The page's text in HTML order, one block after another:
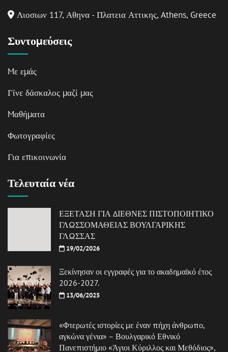
Λιοσιων 117, Αθηνα - Πλατεια Αττικης, Athens, Greece
Συντομεύσεις
Mε εμάς
Γίνε δάσκαλος μαζί μας
Mαθήματα
Φωτογραφίες
Για επικοινωνία
Τελευταία νέα
ΕΞΕΤΑΣΗ ΓΙΑ ΔΙΕΘΝΕΣ ΠΙΣΤΟΠΟΙΗΤΙΚΟ
ΓΛΩΣΣΟΜΑΘΕΙΑΣ ΒΟΥΛΓΑΡΙΚΗΣ
ΓΛΩΣΣΑΣ
19/02/2026
Ξεκίνησαν οι εγγραφές για το ακαδημαϊκό έτος
2026-2027.
13/06/2025
«Φτερωτές ιστορίες με έναν πήχη άνθρωπο,
αγκώνα γένια» – Βουλγαρικό Εθνικό
Πανεπιστήμιο «Άγιοι Κύριλλος και Μεθόδιος»,